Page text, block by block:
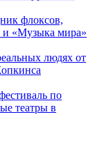
флоксов,
и «Музыка мира»
людях от
по
театры в